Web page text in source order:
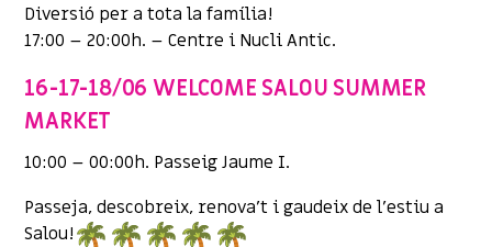
Diversió per a tota la família!
17:00 – 20:00h. – Centre i Nucli Antic.
16-17-18/06 WELCOME SALOU SUMMER
MARKET
10:00 – 00:00h. Passeig Jaume I.
Passeja, descobreix, renova’t i gaudeix de l’estiu a
Salou!